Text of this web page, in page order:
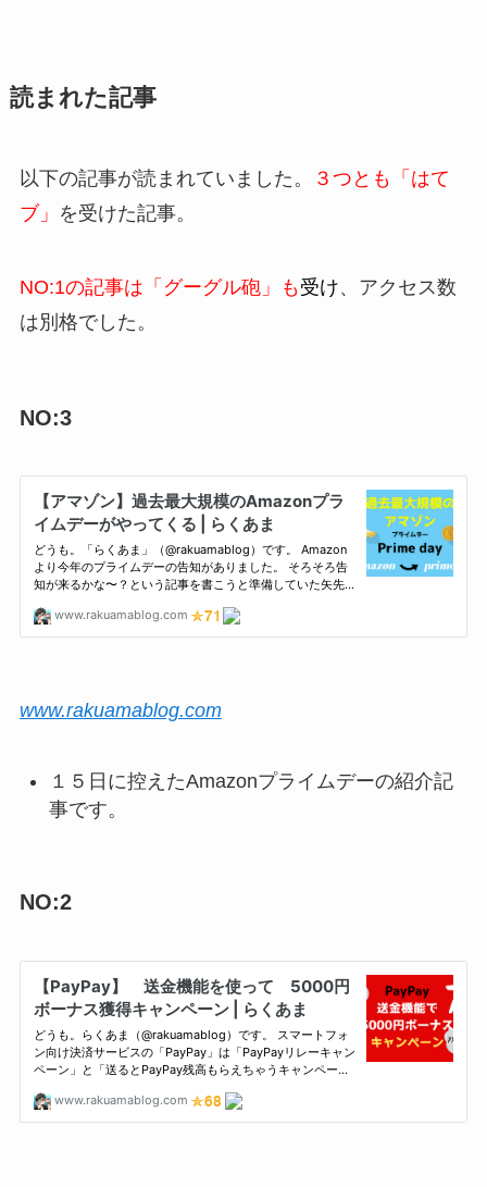
読まれた記事
以下の記事が読まれていました。
３つとも「はて
ブ」 を受けた記事。
NO:1の記事は「グーグル砲」も受け、アクセス数
は別格でした。
NO:3
www.rakuamablog.com
１５日に控えたAmazonプライムデーの紹介記
事です。
NO:2